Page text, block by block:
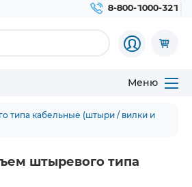
8-800-1000-321
Меню
типа кабельные (штыри / вилки и
штыревого типа